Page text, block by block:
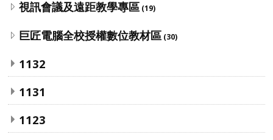
視訊會議及遠距教學專區 (19)
巨匠電腦全校授權數位教材區 (30)
1132
1131
1123